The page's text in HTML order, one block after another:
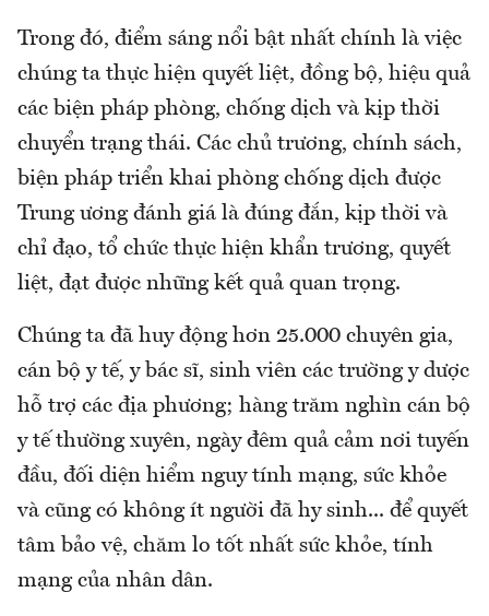
Trong đó, điểm sáng nổi bật nhất chính là việc
chúng ta thực hiện quyết liệt, đồng bộ, hiệu quả
các biện pháp phòng, chống dịch và kịp thời
chuyển trạng thái. Các chủ trương, chính sách,
biện pháp triển khai phòng chống dịch được
Trung ương đánh giá là đúng đắn, kịp thời và
chỉ đạo, tổ chức thực hiện khẩn trương, quyết
liệt, đạt được những kết quả quan trọng.
Chúng ta đã huy động hơn 25.000 chuyên gia,
cán bộ y tế, y bác sĩ, sinh viên các trường y dược
hỗ trợ các địa phương; hàng trăm nghìn cán bộ
y tế thường xuyên, ngày đêm quả cảm nơi tuyến
đầu, đối diện hiểm nguy tính mạng, sức khỏe
và cũng có không ít người đã hy sinh... để quyết
tâm bảo vệ, chăm lo tốt nhất sức khỏe, tính
mạng của nhân dân.